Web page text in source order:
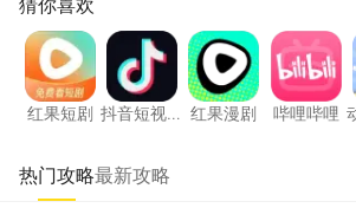
猜你喜欢
红果短剧
红果短剧
抖音短视频
抖音短视
红果漫剧
红果漫剧
哔哩
哔哩哔哩
热门攻略最新攻略